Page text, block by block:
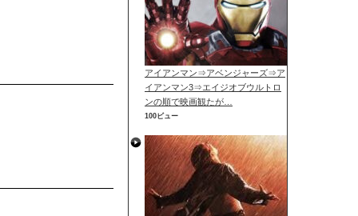
アイアンマン⇒アベンジャーズ⇒ア
イアンマン3⇒エイジオブウルトロ
ンの順で映画観たが…
100ビュー